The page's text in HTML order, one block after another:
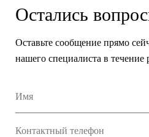
Остались
Оставьте сообщение прямо
нашего специалиста в течение